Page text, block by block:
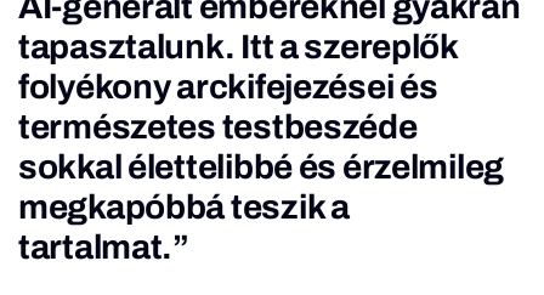
tapasztalunk. Itt a szereplők
folyékony arckifejezései és
természetes testbeszéde
sokkal élettelibbé és érzelmileg
megkapóbbá teszik a
tartalmat.”